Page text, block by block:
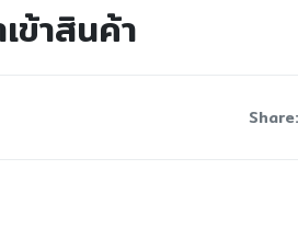
ข้าสินค้า
Share: